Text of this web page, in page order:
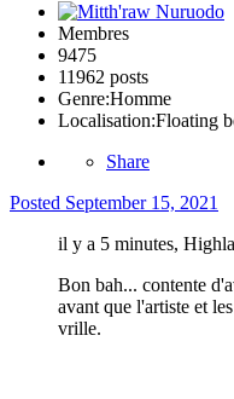
Membres
9475
11962 posts
Genre:Homme
Localisation:Floating
Share
Posted September 15, 2021
il y a 5 minutes,
Bon bah... contente
avant que l'artiste et
vrille.